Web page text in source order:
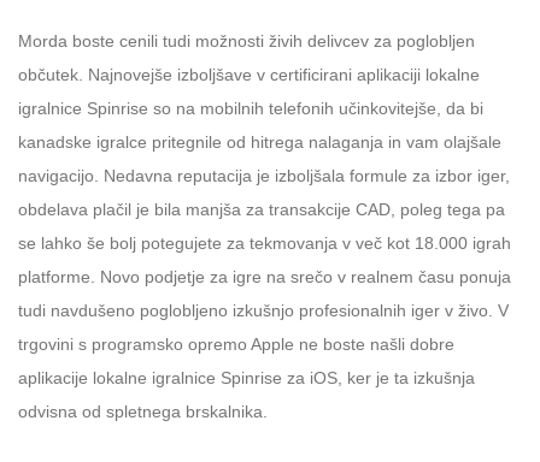
Morda boste cenili tudi možnosti živih delivcev za poglobljen
občutek. Najnovejše izboljšave v certificirani aplikaciji lokalne
igralnice Spinrise so na mobilnih telefonih učinkovitejše, da bi
kanadske igralce pritegnile od hitrega nalaganja in vam olajšale
navigacijo. Nedavna reputacija je izboljšala formule za izbor iger,
obdelava plačil je bila manjša za transakcije CAD, poleg tega pa
se lahko še bolj potegujete za tekmovanja v več kot 18.000 igrah
platforme. Novo podjetje za igre na srečo v realnem času ponuja
tudi navdušeno poglobljeno izkušnjo profesionalnih iger v živo. V
trgovini s programsko opremo Apple ne boste našli dobre
aplikacije lokalne igralnice Spinrise za iOS, ker je ta izkušnja
odvisna od spletnega brskalnika.